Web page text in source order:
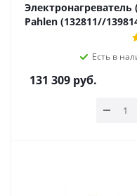
Pahlen (132811//
Есть в
131 309 руб.